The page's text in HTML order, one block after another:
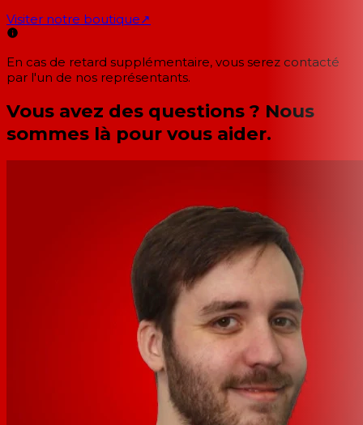
Visiter notre boutique↗
En cas de retard supplémentaire, vous serez contacté
par l'un de nos représentants.
Vous avez des questions ? Nous
sommes là pour vous aider.